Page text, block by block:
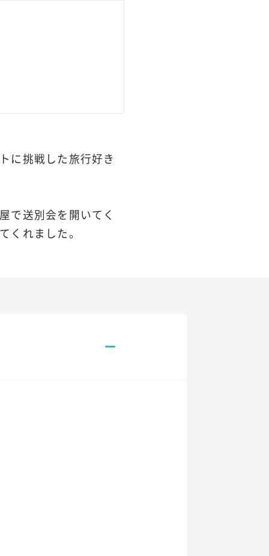
に挑戦した旅行好き
で送別会を開いてく
くれました。